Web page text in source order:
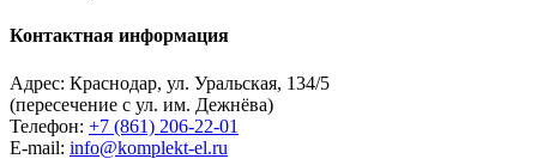
Контактная информация
Адрес: Краснодар, ул. Уральская, 134/5
(пересечение с ул. им. Дежнёва)
Телефон: +7 (861) 206-22-01
E-mail: info@komplekt-el.ru